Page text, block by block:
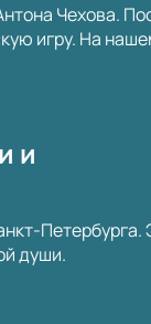
Чехова.
игру. На
и
Петербурга.
души.